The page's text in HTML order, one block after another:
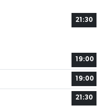
21:30
19:00
19:00
21:30